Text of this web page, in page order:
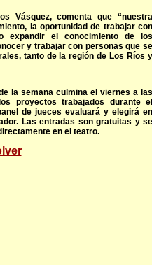
Vásquez, comenta que “nuestra
la oportunidad de trabajar con
expandir el conocimiento de los
y trabajar con personas que se
tanto de la región de Los Ríos y
la semana culmina el viernes a las
proyectos trabajados durante el
de jueces evaluará y elegirá en
Las entradas son gratuitas y se
en el teatro.